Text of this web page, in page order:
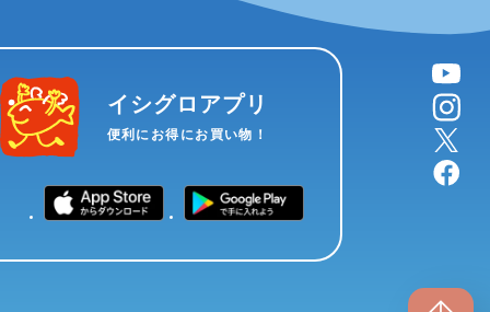
イシグロアプリ
便利にお得にお買い物！
YouTube
instagram
X
facebook